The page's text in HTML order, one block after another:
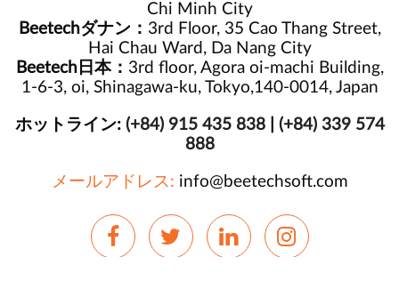
Chi Minh City
Beetechダナン： 3rd Floor, 35 Cao Thang Street,
Hai Chau Ward, Da Nang City
Beetech日本： 3rd floor, Agora oi-machi Building,
1-6-3, oi, Shinagawa-ku, Tokyo,140-0014, Japan
ホットライン: (+84) 915 435 838| (+84) 339 574
888
メールアドレス: info@beetechsoft.com